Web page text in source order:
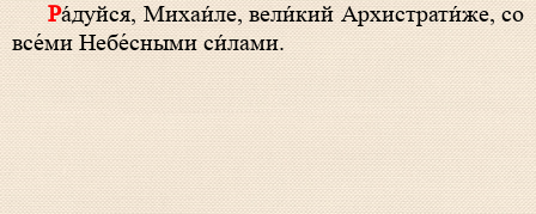
Ра́­дуй­ся, Михаи́ле, ве­ли́­кий Архистрати́же, со
все́­ми Небе́сными си́лами.